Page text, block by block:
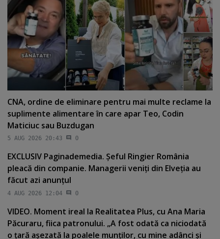
CNA, ordine de eliminare pentru mai multe reclame la
suplimente alimentare în care apar Teo, Codin
Maticiuc sau Buzdugan
5 AUG 2026 20:43 0
EXCLUSIV Paginademedia. Şeful Ringier România
pleacă din companie. Managerii veniţi din Elveţia au
făcut azi anunţul
4 AUG 2026 12:04 0
VIDEO. Moment ireal la Realitatea Plus, cu Ana Maria
Păcuraru, fiica patronului. „A fost odată ca niciodată
o ţară aşezată la poalele munţilor, cu mine adânci şi